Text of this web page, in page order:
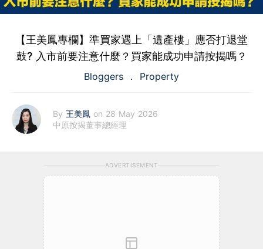
【王美鳳專欄】準買家遇上「遺產樓」應否打退堂
鼓? 入市前要注意什麼？買家能成功申請按揭嗎？
Bloggers Property
By 王美鳳 on 28 May 2026
中原按揭董事總經理
ADVERTISEMENT